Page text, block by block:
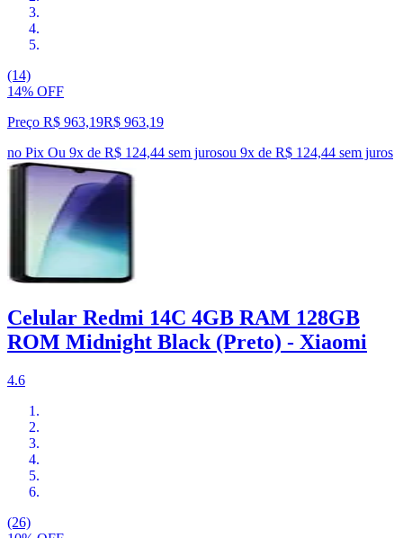
(14)
14% OFF
Preço R$ 963,19R$ 963,19
no Pix Ou 9x de R$ 124,44 sem jurosou 9x de R$ 124,44 sem juros
Celular Redmi 14C 4GB RAM 128GB
ROM Midnight Black (Preto) - Xiaomi
4.6
(26)